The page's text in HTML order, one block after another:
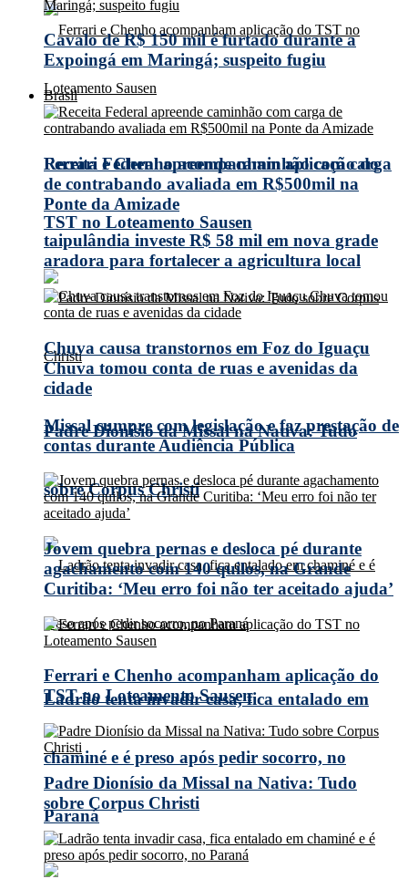
Ferrari e Chenho acompanham aplicação do
TST no Loteamento Sausen
Padre Dionísio da Missal na Nativa: Tudo
sobre Corpus Christi
Ladrão tenta invadir casa, fica entalado em
chaminé e é preso após pedir socorro, no
Paraná
Cavalo de R$ 150 mil é furtado durante a
Expoingá em Maringá; suspeito fugiu
Brasil
Receita Federal apreende caminhão com carga
de contrabando avaliada em R$500mil na
Ponte da Amizade
taipulândia investe R$ 58 mil em nova grade
aradora para fortalecer a agricultura local
Chuva causa transtornos em Foz do Iguaçu
Chuva tomou conta de ruas e avenidas da
cidade
Missal cumpre com legislação e faz prestação de
contas durante Audiência Pública
Jovem quebra pernas e desloca pé durante
agachamento com 140 quilos, na Grande
Curitiba: ‘Meu erro foi não ter aceitado ajuda’
Ferrari e Chenho acompanham aplicação do
TST no Loteamento Sausen
Padre Dionísio da Missal na Nativa: Tudo
sobre Corpus Christi